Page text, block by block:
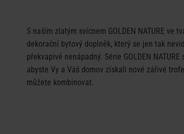
S naším zlatým svícnem GOLDEN NATURE ve
dekorační bytový doplněk, který se jen tak
překvapivě nenápadný. Série GOLDEN
abyste Vy a Váš domov získali nové zářivé
můžete kombinovat.